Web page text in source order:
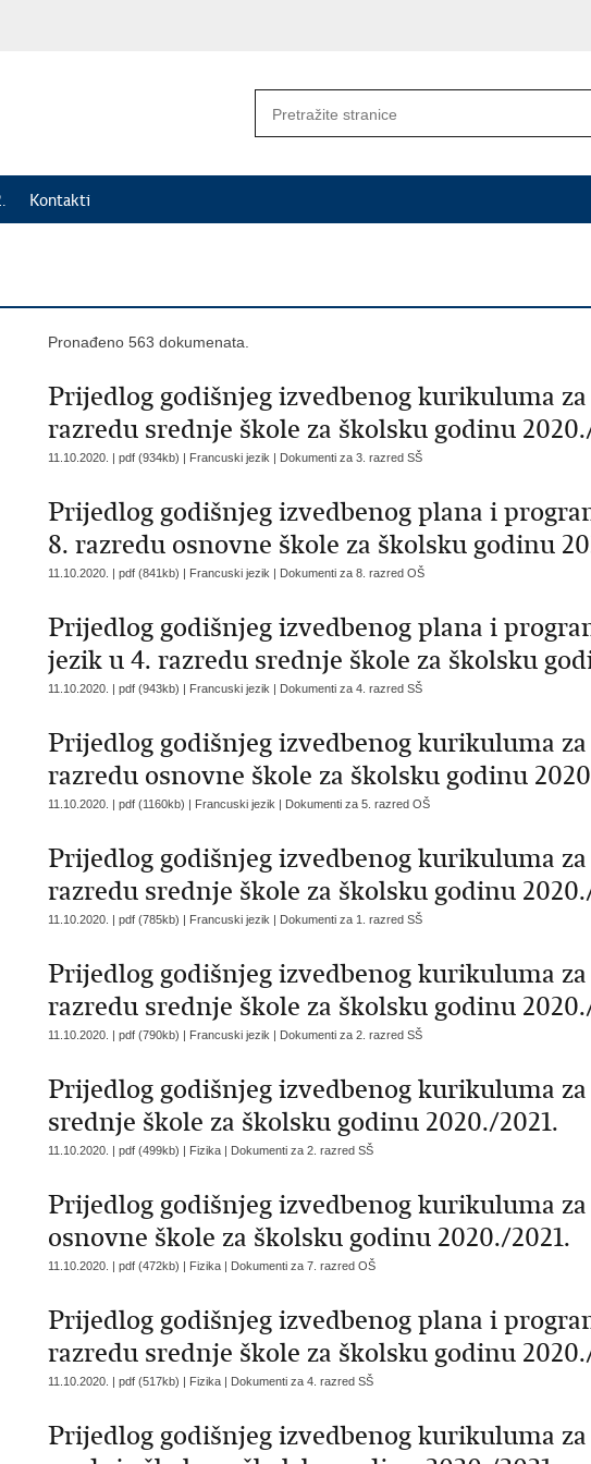
Kontakti
Pronađeno 563 dokumenata.
Prijedlog godišnjeg izvedbenog kurikuluma
razredu srednje škole za školsku godinu
11.10.2020. | pdf (934kb) | Francuski jezik | Dokumenti za 3. razred SŠ
Prijedlog godišnjeg izvedbenog plana i
8. razredu osnovne škole za školsku godinu
11.10.2020. | pdf (841kb) | Francuski jezik | Dokumenti za 8. razred OŠ
Prijedlog godišnjeg izvedbenog plana i
jezik u 4. razredu srednje škole za školsku
11.10.2020. | pdf (943kb) | Francuski jezik | Dokumenti za 4. razred SŠ
Prijedlog godišnjeg izvedbenog kurikuluma
razredu osnovne škole za školsku godinu
11.10.2020. | pdf (1160kb) | Francuski jezik | Dokumenti za 5. razred OŠ
Prijedlog godišnjeg izvedbenog kurikuluma
razredu srednje škole za školsku godinu
11.10.2020. | pdf (785kb) | Francuski jezik | Dokumenti za 1. razred SŠ
Prijedlog godišnjeg izvedbenog kurikuluma
razredu srednje škole za školsku godinu
11.10.2020. | pdf (790kb) | Francuski jezik | Dokumenti za 2. razred SŠ
Prijedlog godišnjeg izvedbenog kurikuluma
srednje škole za školsku godinu 2020./2021.
11.10.2020. | pdf (499kb) | Fizika | Dokumenti za 2. razred SŠ
Prijedlog godišnjeg izvedbenog kurikuluma
osnovne škole za školsku godinu 2020./2021.
11.10.2020. | pdf (472kb) | Fizika | Dokumenti za 7. razred OŠ
Prijedlog godišnjeg izvedbenog plana i
razredu srednje škole za školsku godinu
11.10.2020. | pdf (517kb) | Fizika | Dokumenti za 4. razred SŠ
Prijedlog godišnjeg izvedbenog kurikuluma